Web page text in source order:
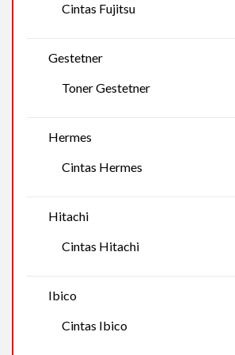
Cintas Fujitsu
Gestetner
Toner Gestetner
Hermes
Cintas Hermes
Hitachi
Cintas Hitachi
Ibico
Cintas Ibico